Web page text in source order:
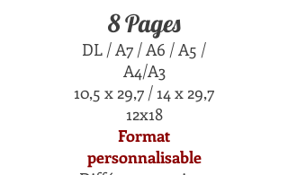
8 Pages
DL / A7 / A6 / A5 /
A4/A3
10,5 x 29,7 / 14 x 29,7
12x18
Format
personnalisable